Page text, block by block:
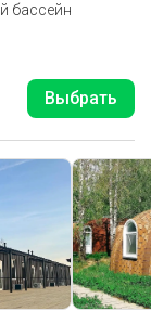
бассейн
Выбрать